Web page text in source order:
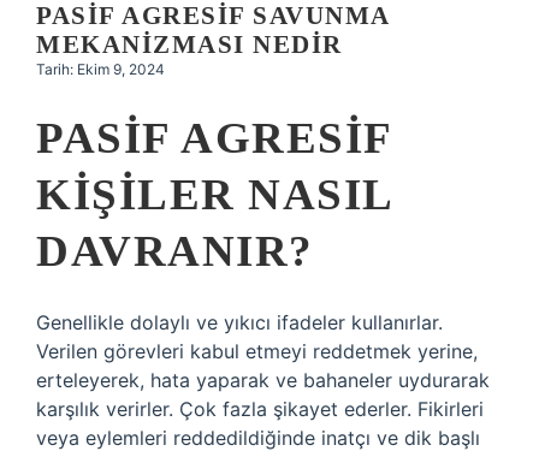
Hakkımızda
PASIF AGRESIF SAVUNMA
MEKANIZMASI NEDIR
Tarih: Ekim 9, 2024
PASIF AGRESIF
KIŞILER NASIL
DAVRANIR?
Genellikle dolaylı ve yıkıcı ifadeler kullanırlar.
Verilen görevleri kabul etmeyi reddetmek yerine,
erteleyerek, hata yaparak ve bahaneler uydurarak
karşılık verirler. Çok fazla şikayet ederler. Fikirleri
veya eylemleri reddedildiğinde inatçı ve dik başlı